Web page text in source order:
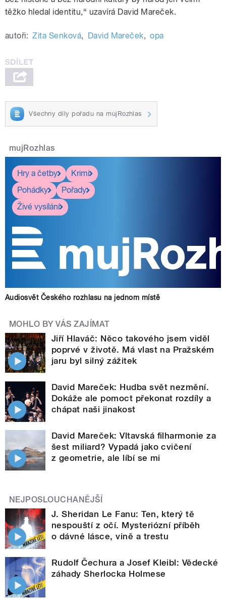
těžko hledal identitu,“ uzavírá David Mareček.
autoři: Zita Senková, David Mareček, opa
Všechny díly pořadu na mujRozhlas
mujRozhlas
Hry a četby
Krimi
Pohádky
Pořady
Živé vysílání
Audiosvět Českého rozhlasu na jednom místě
MOHLO BY VÁS ZAJÍMAT
Jiří Hlaváč: Něco takového jsem viděl
poprvé v životě. Má vlast na Pražském
jaru byl silný zážitek
David Mareček: Hudba svět nezmění.
Dokáže ale pomoct překonat rozdíly a
chápat naši jinakost
David Mareček: Vltavská filharmonie za
šest miliard? Vypadá jako cvičení
z geometrie, ale líbí se mi
NEJPOSLOUCHANĚJŠÍ
J. Sheridan Le Fanu: Ten, který tě
nespouští z očí. Mysteriózní příběh
o dávné lásce, vině a trestu
Rudolf Čechura a Josef Kleibl: Vědecké
záhady Sherlocka Holmese